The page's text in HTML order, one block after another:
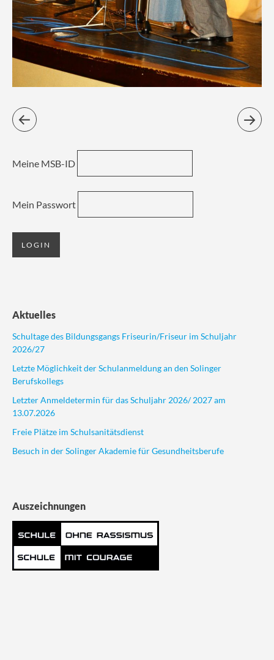
Meine MSB-ID
Mein Passwort
Aktuelles
Schultage des Bildungsgangs Friseurin/Friseur im Schuljahr
2026/27
Letzte Möglichkeit der Schulanmeldung an den Solinger
Berufskollegs
Letzter Anmeldetermin für das Schuljahr 2026/ 2027 am
13.07.2026
Freie Plätze im Schulsanitätsdienst
Besuch in der Solinger Akademie für Gesundheitsberufe
Auszeichnungen